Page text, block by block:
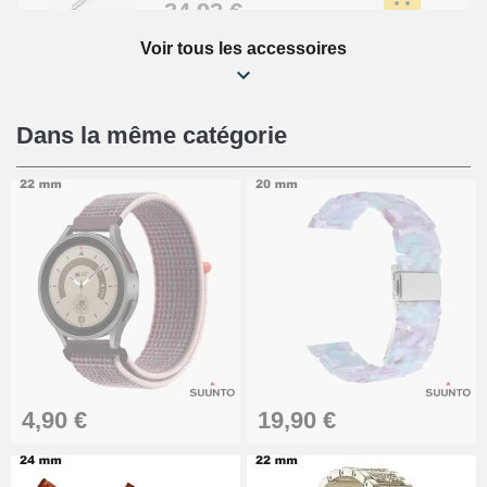
34,92 €
Kit Réparation Montre Débutant
16,90 €
Pied à Coulisse Numérique
9,90 €
Kit Horlogerie Débutant
26,90 €
Boîte Pompe Bracelet Montre -
Diamètre 1,50 mm - 8 à 25 mm
Voir tous les accessoires
Dans la même catégorie
4,90 € 19,90 €